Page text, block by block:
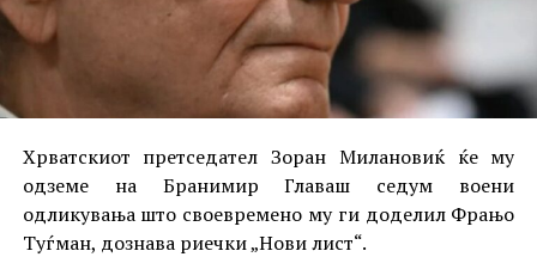
Хрватскиот претседател Зоран Милановиќ ќе му
одземе на Бранимир Главаш седум воени
одликувања што своевремено му ги доделил Фрањо
Туѓман, дознава риечки „Нови лист“.